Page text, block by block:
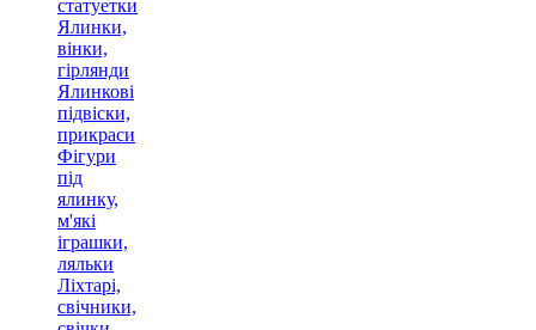
статуетки
Ялинки,
вінки,
гірлянди
Ялинкові
підвіски,
прикраси
Фігури
під
ялинку,
м'які
іграшки,
ляльки
Ліхтарі,
свічники,